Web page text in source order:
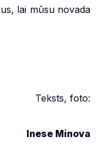
lai mūsu novada
Teksts, foto:
Inese Minova